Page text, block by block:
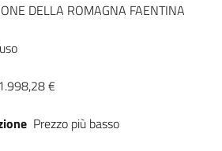
DELLA ROMAGNA FAENTINA
€
Prezzo più basso